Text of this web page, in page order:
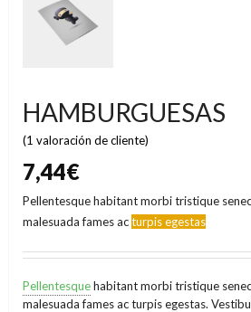
HAMBURGUESAS
(1 valoración de cliente)
7,44€
Pellentesque habitant morbi tristique
malesuada fames acturpis egestas
Pellentesquehabitant morbi tristique
malesuada fames ac turpis egestas.